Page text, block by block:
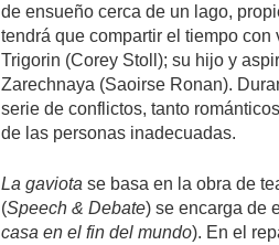
de ensueño cerca de un lago,
tendrá que compartir el tiempo
Trigorin (Corey Stoll); su hijo y
Zarechnaya (Saoirse Ronan).
serie de conflictos, tanto
de las personas inadecuadas.
La gaviota se basa en la obra de
(Speech & Debate) se encarga de
casa en el fin del mundo). En el